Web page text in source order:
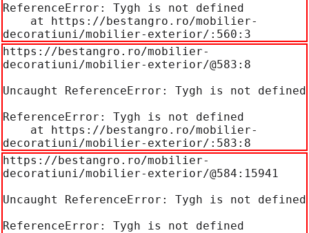
ReferenceError: Tygh is not defined
decoratiuni/mobilier-exterior/:560:3
https://bestangro.ro/mobilier-
decoratiuni/mobilier-exterior/@583:8
Uncaught ReferenceError: Tygh is not defined
ReferenceError: Tygh is not defined
decoratiuni/mobilier-exterior/:583:8
https://bestangro.ro/mobilier-
decoratiuni/mobilier-exterior/@584:15941
Uncaught ReferenceError: Tygh is not defined
ReferenceError: Tygh is not defined